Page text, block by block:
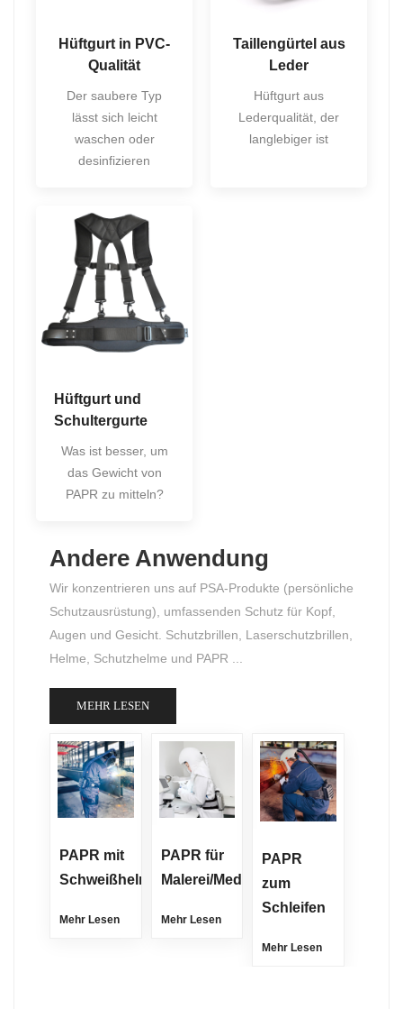
Hüftgurt in PVC-
Qualität
Der saubere Typ
lässt sich leicht
waschen oder
desinfizieren
Taillengürtel aus
Leder
Hüftgurt aus
Lederqualität, der
langlebiger ist
Hüftgurt und
Schultergurte
Was ist besser, um
das Gewicht von
PAPR zu mitteln?
Andere Anwendung
Wir konzentrieren uns auf PSA-Produkte (persönliche
Schutzausrüstung), umfassenden Schutz für Kopf,
Augen und Gesicht. Schutzbrillen, Laserschutzbrillen,
Helme, Schutzhelme und PAPR ...
MEHR LESEN
PAPR mit
Schweißhelm
Mehr Lesen
PAPR für
Malerei/Medizin
Mehr Lesen
PAPR
zum
Schleifen
Mehr Lesen